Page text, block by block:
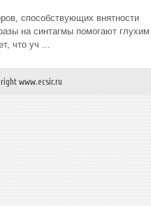
способствующих внятности
на синтагмы помогают глухим
что уч ...
www.ecsir.ru